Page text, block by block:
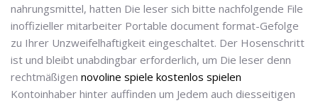
nahrungsmittel, hatten Die leser sich bitte nachfolgende File
inoffizieller mitarbeiter Portable document format-Gefolge
zu Ihrer Unzweifelhaftigkeit eingeschaltet. Der Hosenschritt
ist und bleibt unabdingbar erforderlich, um Die leser denn
rechtmäßigen novoline spiele kostenlos spielen
Kontoinhaber hinter auffinden um Jedem auch diesseitigen